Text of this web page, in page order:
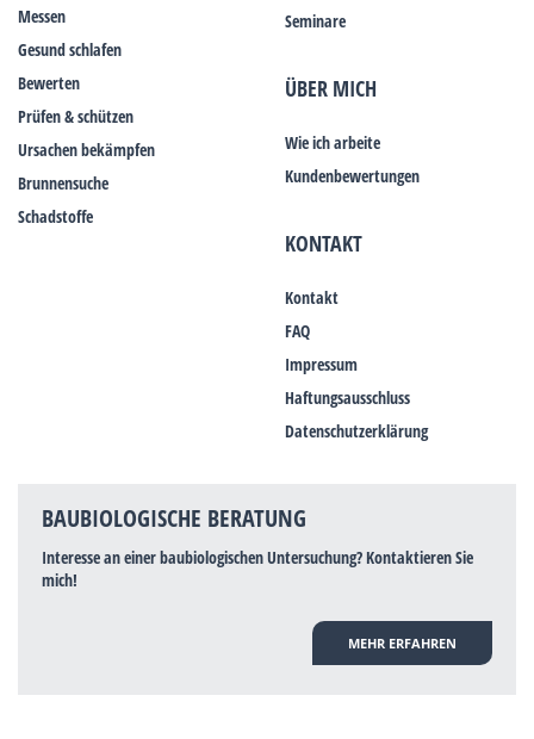
Messen
Gesund schlafen
Bewerten
Prüfen & schützen
Ursachen bekämpfen
Brunnensuche
Schadstoffe
Seminare
ÜBER MICH
Wie ich arbeite
Kundenbewertungen
KONTAKT
Kontakt
FAQ
Impressum
Haftungsausschluss
Datenschutzerklärung
BAUBIOLOGISCHE BERATUNG
Interesse an einer baubiologischen Untersuchung? Kontaktieren Sie
mich!
MEHR ERFAHREN